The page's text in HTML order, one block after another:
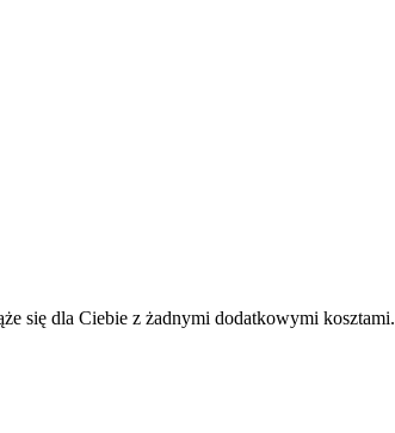
się dla Ciebie z żadnymi dodatkowymi kosztami.